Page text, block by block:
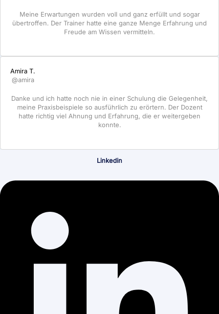
Meine Erwartungen wurden voll und ganz erfüllt und sogar
übertroffen. Der Trainer hatte eine ganze Menge Erfahrung und
Freude am Wissen vermitteln.
Amira T.
@amira
Danke und ich hatte noch nie in einer Schulung die Gelegenheit,
meine Praxisbeispiele so ausführlich zu erörtern. Der Dozent
hatte richtig viel Ahnung und Erfahrung, die er weitergeben
konnte.
Linkedin